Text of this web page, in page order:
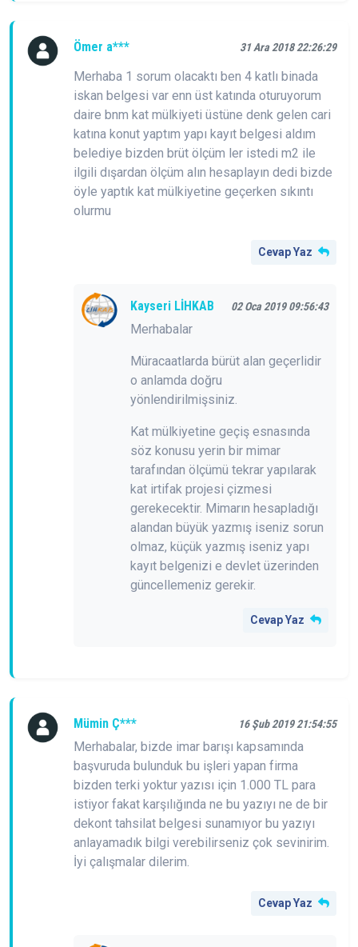
Ömer a*** 31 Ara 2018 22:26:29
Merhaba 1 sorum olacaktı ben 4 katlı binada
iskan belgesi var enn üst katında oturuyorum
daire bnm kat mülkiyeti üstüne denk gelen cari
katına konut yaptım yapı kayıt belgesi aldım
belediye bizden brüt ölçüm ler istedi m2 ile
ilgili dışardan ölçüm alın hesaplayın dedi bizde
öyle yaptık kat mülkiyetine geçerken sıkıntı
olurmu
Cevap Yaz
Kayseri LİHKAB 02 Oca 2019 09:56:43
Merhabalar
Müracaatlarda bürüt alan geçerlidir
o anlamda doğru
yönlendirilmişsiniz.
Kat mülkiyetine geçiş esnasında
söz konusu yerin bir mimar
tarafından ölçümü tekrar yapılarak
kat irtifak projesi çizmesi
gerekecektir. Mimarın hesapladığı
alandan büyük yazmış iseniz sorun
olmaz, küçük yazmış iseniz yapı
kayıt belgenizi e devlet üzerinden
güncellemeniz gerekir.
Cevap Yaz
Mümin Ç*** 16 Şub 2019 21:54:55
Merhabalar, bizde imar barışı kapsamında
başvuruda bulunduk bu işleri yapan firma
bizden terki yoktur yazısı için 1.000 TL para
istiyor fakat karşılığında ne bu yazıyı ne de bir
dekont tahsilat belgesi sunamıyor bu yazıyı
anlayamadık bilgi verebilirseniz çok sevinirim.
İyi çalışmalar dilerim.
Cevap Yaz